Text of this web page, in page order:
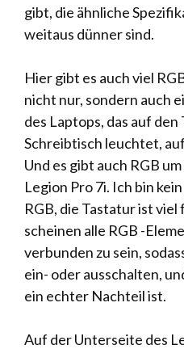
gibt, die ähnliche
weitaus dünner sind.
Hier gibt es auch viel
nicht nur, sondern auch
des Laptops, das auf
Schreibtisch leuchtet,
Und es gibt auch RGB
Legion Pro 7i. Ich bin
RGB, die Tastatur ist
scheinen alle RGB -
verbunden zu sein,
ein- oder ausschalten,
ein echter Nachteil ist.
Auf der Unterseite des